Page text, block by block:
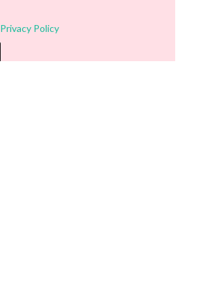
Privacy Policy